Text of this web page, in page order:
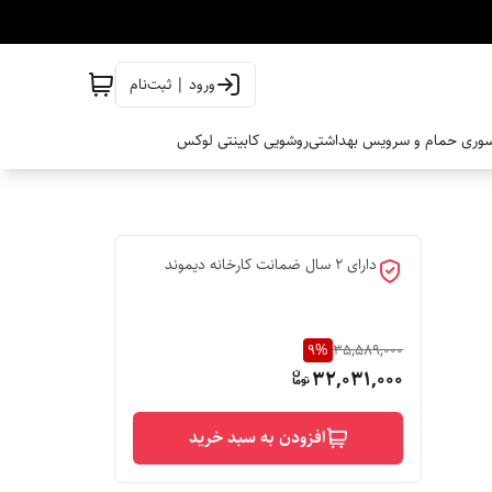
ورود | ثبت‌نام
حمام و سرویس بهداشتیروشویی کابینتی لوکس
دارای 2 سال ضمانت کارخانه دیموند
35,589,000
9%
32,031,000
افزودن به سبد خرید